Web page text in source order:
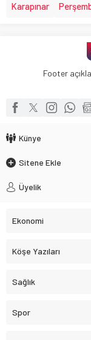
Karapınar
Footer
Künye
Sitene Ekle
Üyelik
Ekonomi
Köşe Yazıları
Sağlık
Spor